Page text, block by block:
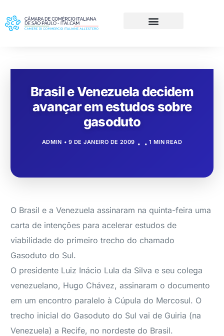
Brasil e Venezuela decidem
avançar em estudos sobre
gasoduto
ADMIN 9 DE JANEIRO DE 2009 1 MIN READ
O Brasil e a Venezuela assinaram na quinta-feira uma
carta de intenções para acelerar estudos de
viabilidade do primeiro trecho do chamado
Gasoduto do Sul.
O presidente Luiz Inácio Lula da Silva e seu colega
venezuelano, Hugo Chávez, assinaram o documento
em um encontro paralelo à Cúpula do Mercosul. O
trecho inicial do Gasoduto do Sul vai de Guiria (na
Venezuela) a Recife, no nordeste do Brasil.